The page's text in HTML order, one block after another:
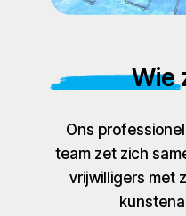
Wie
Ons
team zet zich
vrijwilligers met